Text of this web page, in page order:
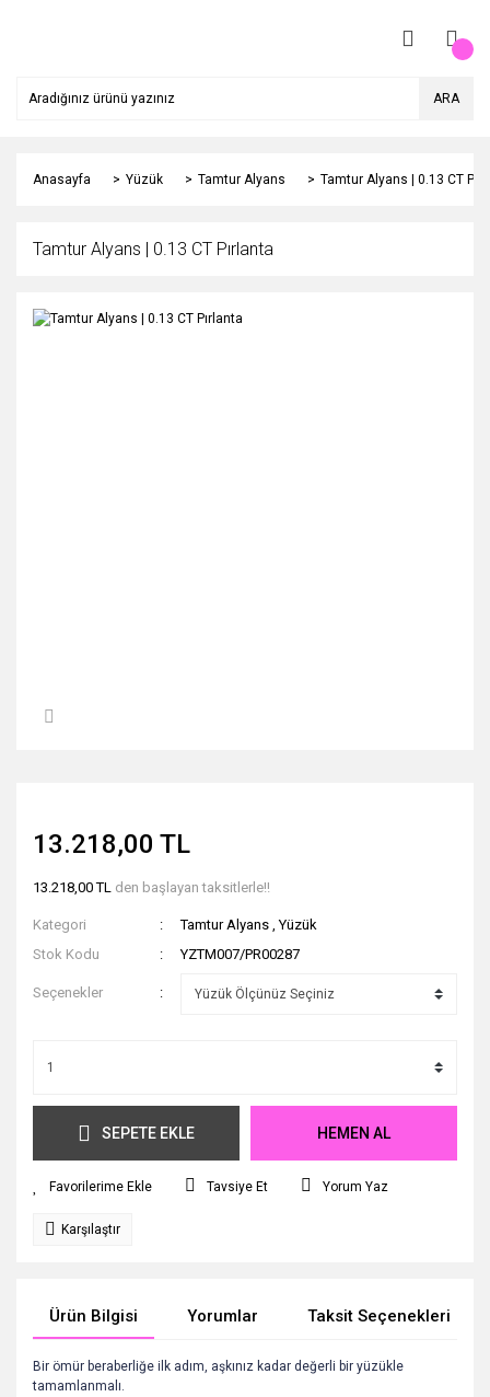
ARA
Anasayfa Yüzük Tamtur Alyans Tamtur Alyans | 0.13 CT
Tamtur Alyans | 0.13 CT Pırlanta
13.218,00 TL
13.218,00 TL den başlayan taksitlerle!!
Kategori Tamtur Alyans ,Yüzük
Stok Kodu
YZTM007/PR00287
Seçenekler
SEPETE EKLE HEMEN AL
Tavsiye Et Yorum Yaz
Karşılaştır
Ürün Bilgisi Yorumlar Taksit Seçenekleri
Bir ömür beraberliğe ilk adım, aşkınız kadar değerli bir yüzükle
tamamlanmalı.